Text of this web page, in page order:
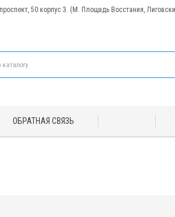
50 корпус 3. (М. Площадь Восстания,
ОБРАТНАЯ СВЯЗЬ